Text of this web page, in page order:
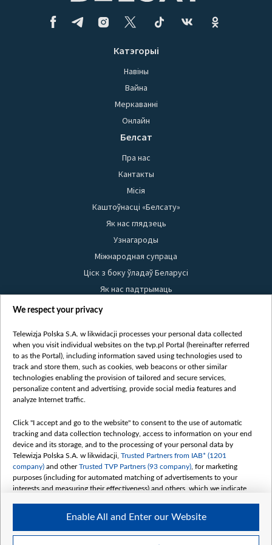
Катэгорыі
Навіны
Вайна
Меркаванні
Онлайн
Белсат
Пра нас
Кантакты
Місія
Каштоўнасці «Белсату»
Як нас глядзець
Узнагароды
Міжнародная супраца
Ціск з боку ўладаў Беларусі
Як нас падтрымаць
Правілы выкарыстання матэрыялаў
Бяспека
Youtube
Белсат news
Белсат Shorts
Жэстачайшы мульт
Belsat English
Biełsat PL
Белсат Now
Белсат History
Белсат Music
Белсат Doc
My consents
We respect your privacy
Telewizja Polska S.A. w likwidacji processes your personal data collected
when you visit individual websites on the tvp.pl Portal (hereinafter referred
to as the Portal), including information saved using technologies used to
track and store them, such as cookies, web beacons or other similar
technologies enabling the provision of tailored and secure services,
personalize content and advertising, provide social media features and
analyze Internet traffic.
Click "I accept and go to the website" to consent to the use of automatic
tracking and data collection technology, access to information on your end
device and its storage, and to the processing of your personal data by
Telewizja Polska S.A. w likwidacji, Trusted Partners from IAB* (1201
company) and otherTrusted TVP Partners (93 company) , for marketing
purposes (including for automated matching of advertisements to your
interests and measuring their effectiveness) and others, which we indicate
The purposes of processing your data by TVP S.A. w likwidacji are as
follows:
Enable All and Enter our Website